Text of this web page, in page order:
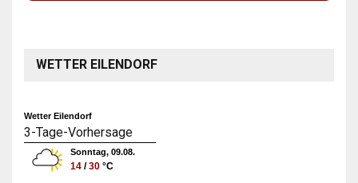
WETTER EILENDORF
Wetter Eilendorf
3-Tage-Vorhersage
Sonntag, 09.08.
14 /30 °C